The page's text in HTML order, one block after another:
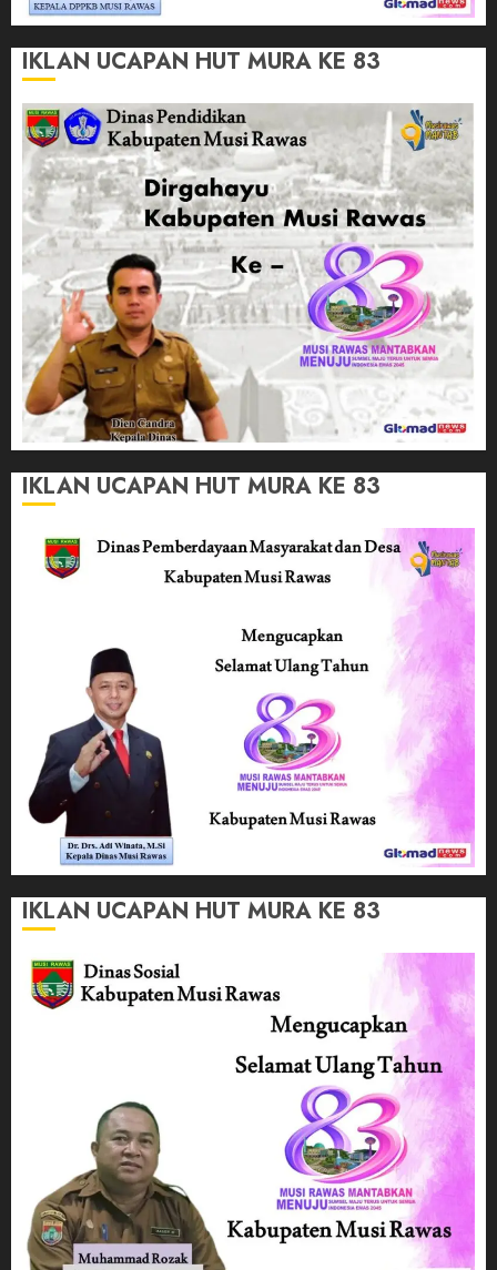
IKLAN UCAPAN HUT MURA KE 83
IKLAN UCAPAN HUT MURA KE 83
IKLAN UCAPAN HUT MURA KE 83